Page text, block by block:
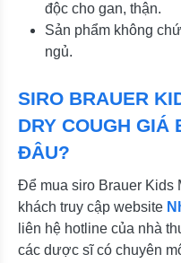
độc cho gan, thận.
Sản phẩm không
ngủ.
SIRO BRAUER
DRY COUGH GIÁ
ĐÂU?
Để mua siro Brauer Kids
khách truy cập website
liên hệ hotline của nhà
các dược sĩ có chuyên